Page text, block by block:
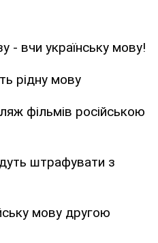
- вчи українську мову!
рідну мову
фільмів російською
штрафувати з
мову другою